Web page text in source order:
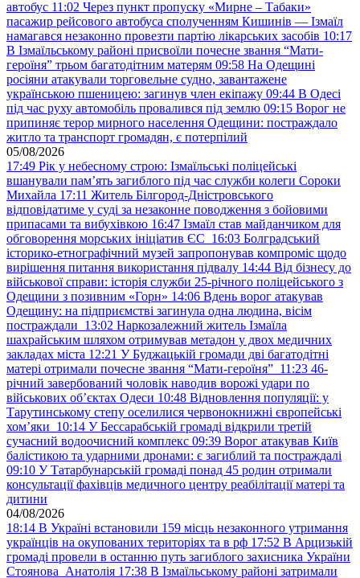
автобус 11:02 Через пункт пропуску «Мирне – Табаки»
пасажир рейсового автобуса сполученням Кишинів — Ізмаїл
намагався незаконно провезти партію лікарських засобів 10:17
В Ізмаїльському районі присвоїли почесне звання “Мати-
героїня” трьом багатодітним матерям 09:58 На Одещині
росіяни атакували торговельне судно, завантажене
українською пшеницею: загинув член екіпажу 09:44 В Одесі
під час руху автомобіль провалився під землю 09:15 Ворог не
припиняє терор мирного населення Одещини: постраждало
житло та транспорт громадян, є потерпілий
05/08/2026
17:49 Рік у небесному строю: Ізмаїльські поліцейські
вшанували пам’ять загиблого під час служби колеги Сороки
Михайла 17:11 Житель Білгород-Дністровського
відповідатиме у суді за незаконне поводження з бойовими
припасами та вибухівкою 16:47 Ізмаїл став майданчиком для
обговорення морських ініціатив ЄС 16:03 Болградський
історико-етнографічний музей запропонував компроміс щодо
вирішення питання використання підвалу 14:44 Від бізнесу до
військової справи: історія служби 25-річного поліцейського з
Одещини з позивним «Горн» 14:06 Вдень ворог атакував
Одещину: на підприємстві загинула одна людина, вісім
постраждали 13:02 Наркозалежний житель Ізмаїла
шахрайським шляхом отримував метадон у двох медичних
закладах міста 12:21 У Буджацькій громади дві багатодітні
матері отримали почесне звання “Мати-героїня” 11:23 46-
річний завербований чоловік наводив ворожі удари по
військових обʼєктах Одеси 10:48 Відновлення популяції: у
Тарутинському степу оселилися червонокнижні європейські
хом’яки 10:14 У Бессарабській громаді відкрили третій
сучасний водоочисний комплекс 09:39 Ворог атакував Київ
балістикою та ударними дронами: є загиблий та постраждалі
09:10 У Татарбунарській громаді понад 45 родин отримали
консультації фахівців медичного центру реабілітації матері та
дитини
04/08/2026
18:14 В Україні встановили 159 місць незаконного утримання
українців на окупованих територіях та в рф 17:52 В Арцизькій
громаді провели в останню путь загиблого захисника України
Стоянова Анатолія 17:38 В Ізмаїльському районі затримали